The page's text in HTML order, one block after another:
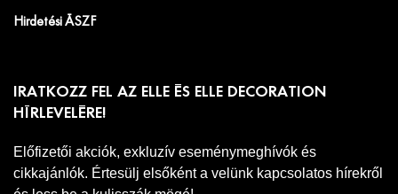
Hirdetési ÁSZF
IRATKOZZ FEL AZ ELLE ÉS ELLE DECORATION
HÍRLEVELÉRE!
Előfizetői akciók, exkluzív eseménymeghívók és
cikkajánlók. Értesülj elsőként a velünk kapcsolatos hírekről